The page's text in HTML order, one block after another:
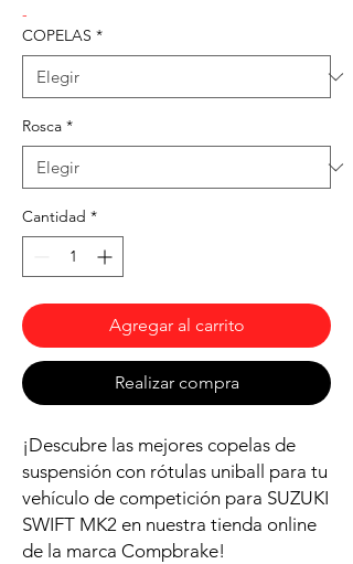
-
COPELAS *
Rosca *
Cantidad *
Agregar al carrito
Realizar compra
¡Descubre las mejores copelas de
suspensión con rótulas uniball para tu
vehículo de competición para SUZUKI
SWIFT MK2 en nuestra tienda online
de la marca Compbrake!